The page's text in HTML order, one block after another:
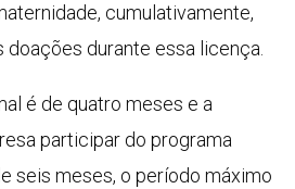
cumulativamente,
doações durante essa licença.
é de quatro meses e a
participar do programa
seis meses, o período máximo